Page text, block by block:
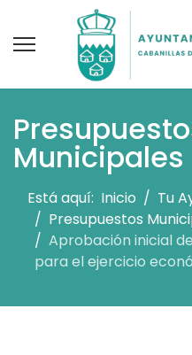
Municipales
Está aquí: Inicio
Tu
Presupuestos
Aprobación inicial
para el ejercicio